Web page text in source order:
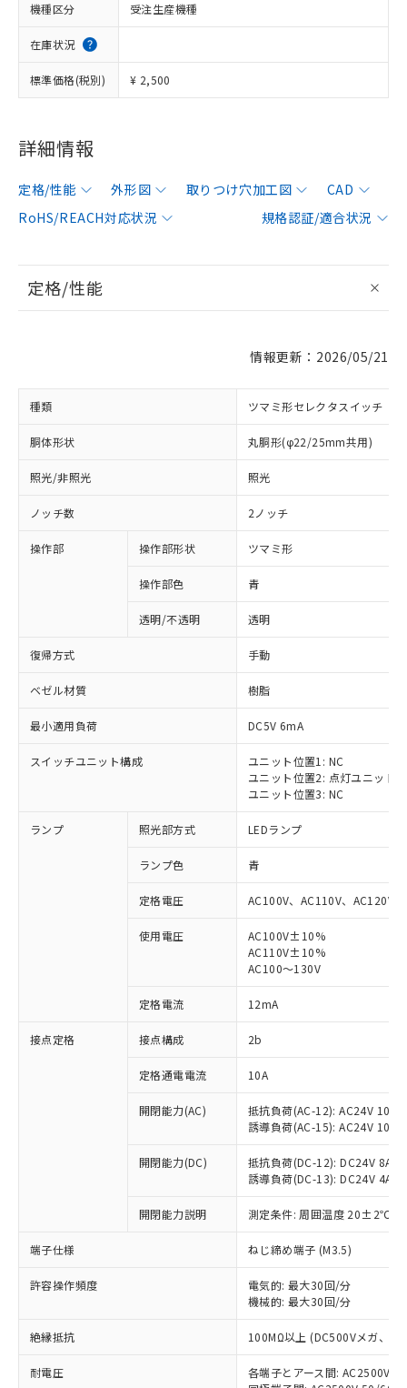
機種区分 受注生産機種
在庫状況
標準価格(税別) ¥ 2,500
詳細情報
定格/性能 外形図 取りつけ穴加工図
CAD
RoHS/REACH対応状況
規格認証/適合状況
定格/性能
情報更新：2026/05/21
種類 ツマミ形セレクタスイッチ
胴体形状 丸胴形(φ22/25mm共用)
照光/非照光 照光
ノッチ数 2ノッチ
操作部 操作部形状 ツマミ形
操作部色 青
透明/不透明 透明
復帰方式 手動
ベゼル材質 樹脂
最小適用負荷 DC5V 6mA
スイッチユニット構成
ユニット位置1: NC
ユニット位置2: 点灯ユニット
ユニット位置3: NC
ランプ 照光部方式 LEDランプ
ランプ色 青
定格電圧 AC100V、AC110V、AC120V
使用電圧
AC100V±10%
AC110V±10%
AC100～130V
定格電流 12mA
接点定格 接点構成 2b
定格通電電流 10A
開閉能力(AC)
抵抗負荷(AC-12): AC24V 10A/
誘導負荷(AC-15): AC24V
開閉能力(DC)
抵抗負荷(DC-12): DC24V 8A/
誘導負荷(DC-13): DC24V 4A/
開閉能力説明 測定条件: 周囲温度 20±2℃、
端子仕様 ねじ締め端子 (M3.5)
許容操作頻度
電気的: 最大30回/分
機械的: 最大30回/分
絶縁抵抗 100MΩ以上 (DC500Vメガ、点
耐電圧
各端子とアース間: AC2500V
ご利用条件
以下の条件をお読みいただき、同意のうえ
本サービスは、当社制御機器事業取扱
商品の当社在庫状況および標準価格
(税抜)を提供させていただくもので
当社制御機器事業取扱商品の中には、
本サービスの対象外となる商品もある
ことをご了承ください。
在庫状況および標準価格照会結果は、
記載している更新日時点での社内デー
タに基づき作成されるものであり、閲
準価格とは異なる場合があることをご
対応済み：EU RoHS指令（10物質）の
非含有に対応した製品が提供可能な商品で
対応予定：EU RoHS指令（10物質）の非含
有に対応した製品に切り替える予定のある
対応予定なし：EU RoHS指令（10物質）の
非含有に非対応の商品で、対応品を出す予
調査・確認中：EU RoHS指令（10物質）の
非含有の対応状況を調査中または確認中の
非該当品：ライセンス料など無形物で、有
害物質有無と関係のない商品です。
仕入先様の事情により、非含有部品として
いたものが、含有品と判明した場合などや
むを得ず変更することがあります。
*EU RoHS指令（10物質）：
鉛(Pb) 1000ppm以下、 水銀(Hg) 1000ppm以下、 カド
六価クロム(Cr(Ⅵ)) 1000ppm以下、ポリ臭化ビフェニル
「○」：最大均質材料含有率が中国RoHSの
基準値以下であることを示します。
「×」：最大均質材料含有率が中国RoHSの
基準値を超えていることを示します。
「－」：未確認です。当社販売部門へお問
当社は、これら貴社製品のうち、外国
為替および外国貿易法に定める商品
（以下｢規制貨物等」という）を輸出
または国外への提供する場合は、日本
国政府の輸出許可(または役務取引許
可)を取得するなどの必要な手続きを